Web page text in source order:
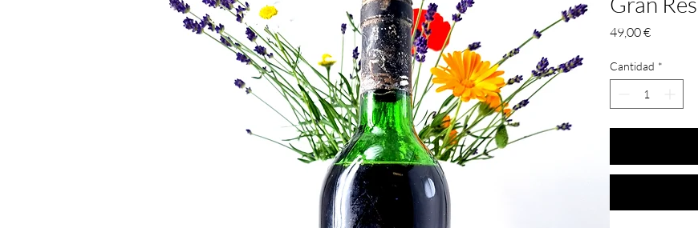
49,00 €Precio
Cantidad *